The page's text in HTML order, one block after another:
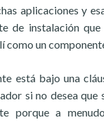
aplicaciones y
de instalación
como un
está bajo una
si no desea
porque a